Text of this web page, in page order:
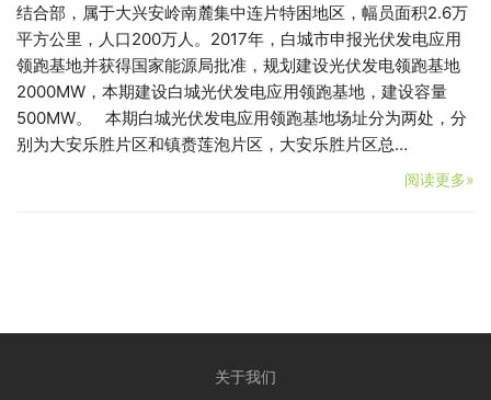
结合部，属于大兴安岭南麓集中连片特困地区，幅员面积2.6万
平方公里，人口200万人。2017年，白城市申报光伏发电应用
领跑基地并获得国家能源局批准，规划建设光伏发电领跑基地
2000MW，本期建设白城光伏发电应用领跑基地，建设容量
500MW。 本期白城光伏发电应用领跑基地场址分为两处，分
别为大安乐胜片区和镇赉莲泡片区，大安乐胜片区总…
阅读更多»
关于我们